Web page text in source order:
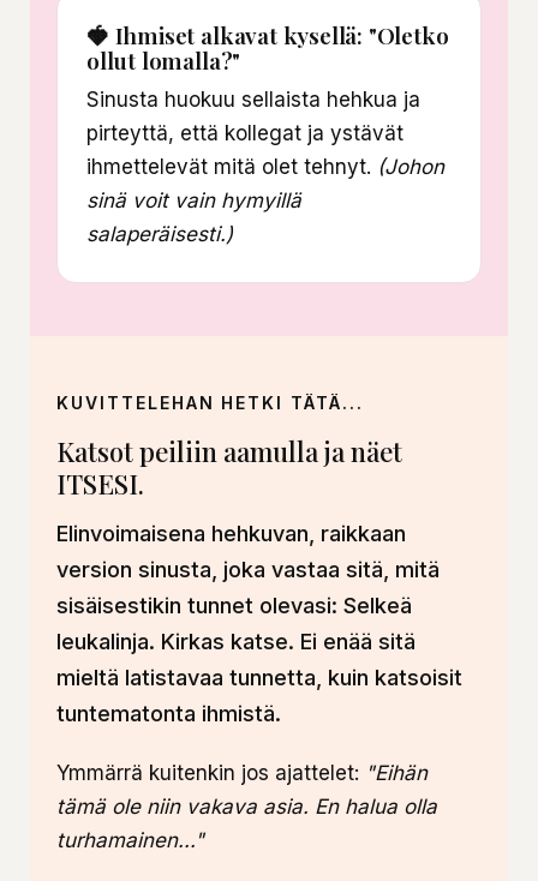
🍓 Ihmiset alkavat kysellä: "Oletko
ollut lomalla?"
Sinusta huokuu sellaista hehkua ja
pirteyttä, että kollegat ja ystävät
ihmettelevät mitä olet tehnyt. (Johon
sinä voit vain hymyillä
salaperäisesti.)
KUVITTELEHAN HETKI TÄTÄ...
Katsot peiliin aamulla ja näet
ITSESI.
Elinvoimaisena hehkuvan, raikkaan
version sinusta, joka vastaa sitä, mitä
sisäisestikin tunnet olevasi: Selkeä
leukalinja. Kirkas katse. Ei enää sitä
mieltä latistavaa tunnetta, kuin katsoisit
tuntematonta ihmistä.
Ymmärrä kuitenkin jos ajattelet: "Eihän
tämä ole niin vakava asia. En halua olla
turhamainen..."